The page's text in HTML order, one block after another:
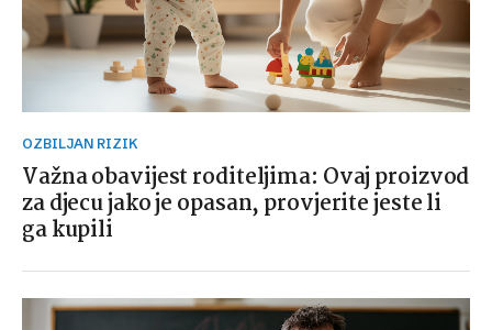
OZBILJAN RIZIK
Važna obavijest roditeljima: Ovaj proizvod
za djecu jako je opasan, provjerite jeste li
ga kupili